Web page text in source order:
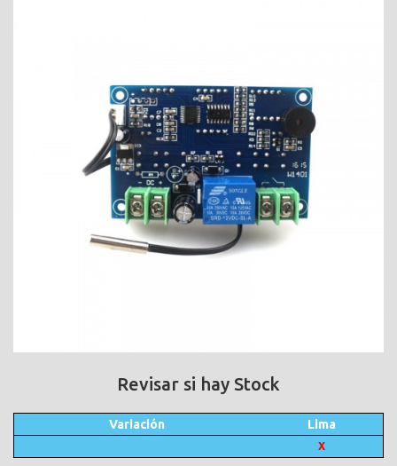
Revisar si hay Stock
Variación Lima
X